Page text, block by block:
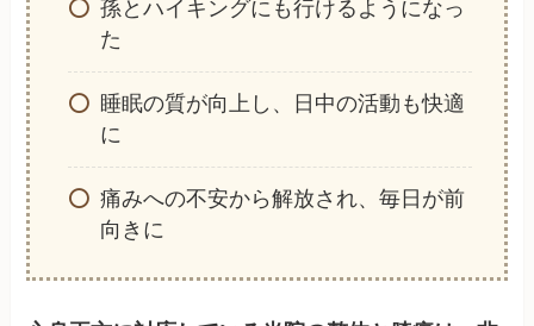
孫とハイキングにも行けるようになっ
た
睡眠の質が向上し、日中の活動も快適
に
痛みへの不安から解放され、毎日が前
向きに